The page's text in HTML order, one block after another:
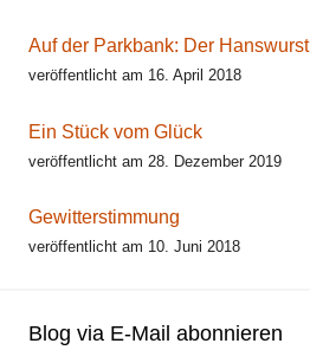
Auf der Parkbank: Der Hanswurst
veröffentlicht am 16. April 2018
Ein Stück vom Glück
veröffentlicht am 28. Dezember 2019
Gewitterstimmung
veröffentlicht am 10. Juni 2018
Blog via E-Mail abonnieren